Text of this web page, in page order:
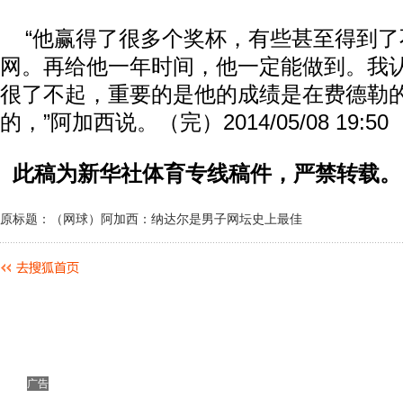
“他赢得了很多个奖杯，有些甚至得到
网。再给他一年时间，他一定能做到。我
很了不起，重要的是他的成绩是在费德勒
的，”阿加西说。（完）2014/05/08 19:50
此稿为新华社体育专线稿件，严禁转载。
原标题：（网球）阿加西：纳达尔是男子网坛史上最佳
广告